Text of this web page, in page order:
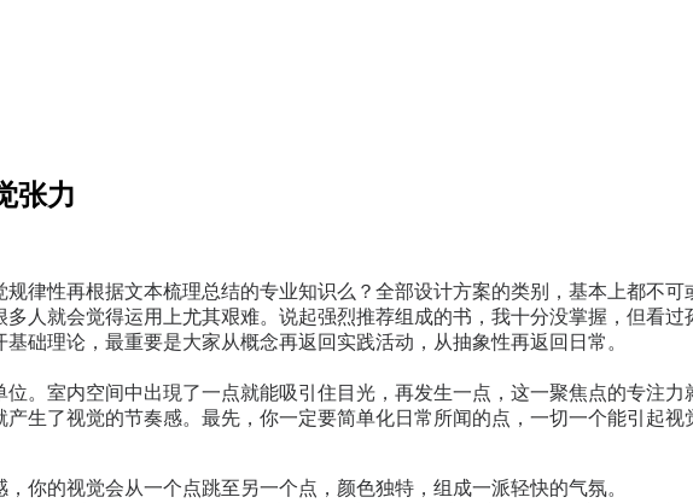
张力
律性再根据文本梳理总结的专业知识么？全部设计方案的类别，基本上都不
人就会觉得运用上尤其艰难。说起强烈推荐组成的书，我十分没掌握，但看
础理论，最重要是大家从概念再返回实践活动，从抽象性再返回日常。
室内空间中出現了一点就能吸引住目光，再发生一点，这一聚焦点的专注力
生了视觉的节奏感。最先，你一定要简单化日常所闻的点，一切一个能引起
你的视觉会从一个点跳至另一个点，颜色独特，组成一派轻快的气氛。